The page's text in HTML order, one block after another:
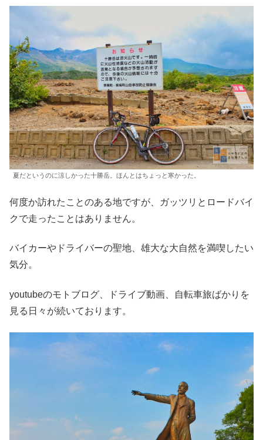
夏だというのに涼しかった十勝岳。ほんとはちょっと寒かった。
何度か訪れたことのある地ですが、ガッツリとロードバイ
クで走ったことはありません。
バイカーやドライバーの聖地、雄大な大自然を満喫したい
気分。
youtubeのモトブログ、ドライブ動画、自転車旅ばかりを
見る日々が続いております。